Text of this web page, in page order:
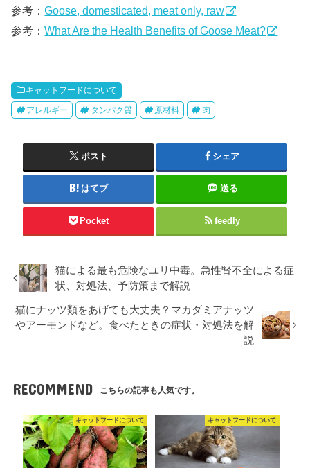
参考：Goose, domesticated, meat only, raw
参考：What Are the Health Benefits of Goose Meat?
キャットフードについて
アレルギー タンパク質 原材料 肉
ポスト シェア
はてブ 送る
Pocket feedly
猫による最も危険なユリ中毒。急性腎不全による症
状、対処法、予防策まで解説
猫にナッツ類をあげても大丈夫？マカダミアナッツ
やアーモンドなど。食べたときの症状・対処法を解
説
RECOMMEND こちらの記事も人気です。
キャットフードについて キャットフードについて